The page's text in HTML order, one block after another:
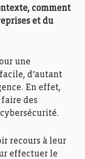
comment
et du
une
, d’autant
. En effet,
faire des
sécurité.
recours à leur
effectuer le